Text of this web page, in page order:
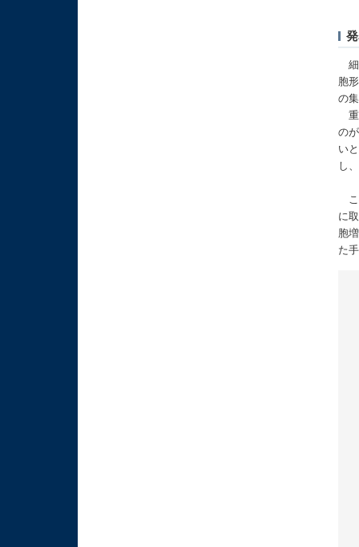
細
胞
の
重
の
い
し
こ
に
胞
た